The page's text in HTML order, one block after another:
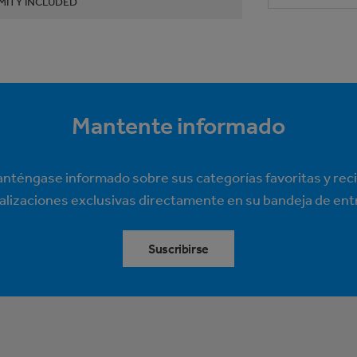
Mantente informado
informado sobre sus categorías favoritas y
exclusivas directamente en su bandeja de
Suscribirse